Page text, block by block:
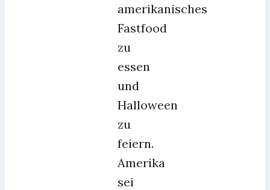
amerikanisches
Fastfood
zu
essen
und
Halloween
zu
feiern.
Amerika
sei